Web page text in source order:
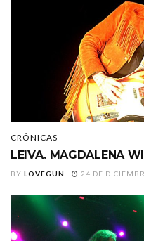
CRÓNICAS
LEIVA. MAGDALENA
BY LOVEGUN 24 DE